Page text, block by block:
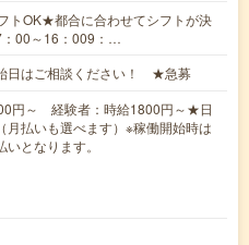
トOK★都合に合わせてシフトが決
：00～16：009：…
日はご相談ください！ ★急募
円～ 経験者：時給1800円～★日
月払いも選べます）※稼働開始時は
となります。